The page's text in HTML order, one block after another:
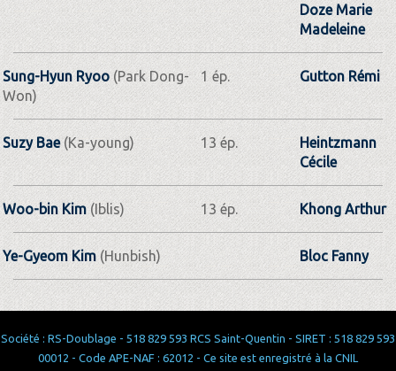
Doze Marie
Madeleine
Sung-Hyun Ryoo (Park Dong-
Won)
1 ép. Gutton Rémi
Suzy Bae(Ka-young) 13 ép.
Heintzmann
Cécile
Woo-bin Kim (Iblis) 13 ép. Khong Arthur
Ye-Gyeom Kim (Hunbish) Bloc Fanny
Société : RS-Doublage - 518 829 593 RCS Saint-Quentin - SIRET : 518 829 593
00012 - Code APE-NAF : 62012 - Ce site est enregistré à la CNIL